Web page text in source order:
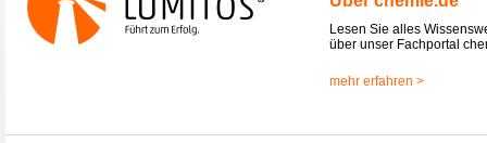
Lesen Sie alles
über unser Fachportal
mehr erfahren >